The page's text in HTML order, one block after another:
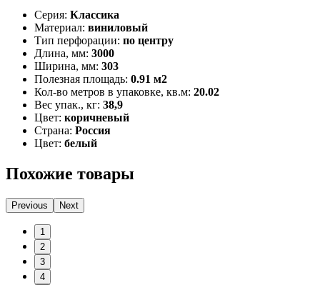
Серия: Классика
Материал: виниловый
Тип перфорации: по центру
Длина, мм: 3000
Ширина, мм: 303
Полезная площадь: 0.91 м2
Кол-во метров в упаковке, кв.м: 20.02
Вес упак., кг: 38,9
Цвет: коричневый
Страна: Россия
Цвет: белый
Похожие товары
Previous Next
1
2
3
4